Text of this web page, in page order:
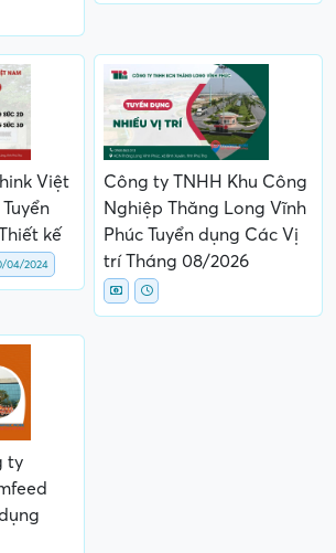
Việt
kế
04/2024
Công ty TNHH Khu Công
Nghiệp Thăng Long Vĩnh
Phúc Tuyển dụng Các Vị
trí Tháng 08/2026
ty